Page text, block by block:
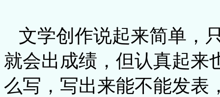
文学创作说起来简单，
就会出成绩，但认真起来
么写，写出来能不能发表